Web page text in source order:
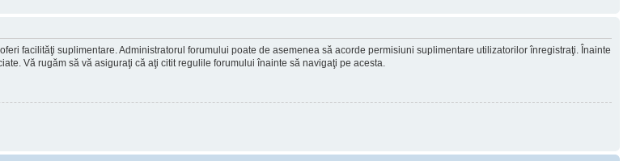
facilităţi suplimentare. Administratorul forumului poate de asemenea să acorde permisiuni suplimentare utilizatorilor înregistraţi. Înainte
Vă rugăm să vă asiguraţi că aţi citit regulile forumului înainte să navigaţi pe acesta.